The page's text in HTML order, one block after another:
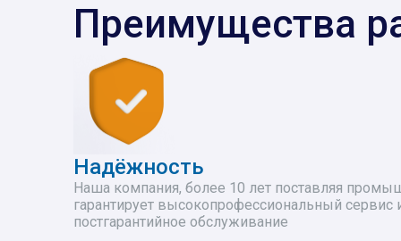
Преимущества
Надёжность
Наша компания, более 10 лет поставляя
гарантирует высокопрофессиональный сервис
постгарантийное обслуживание